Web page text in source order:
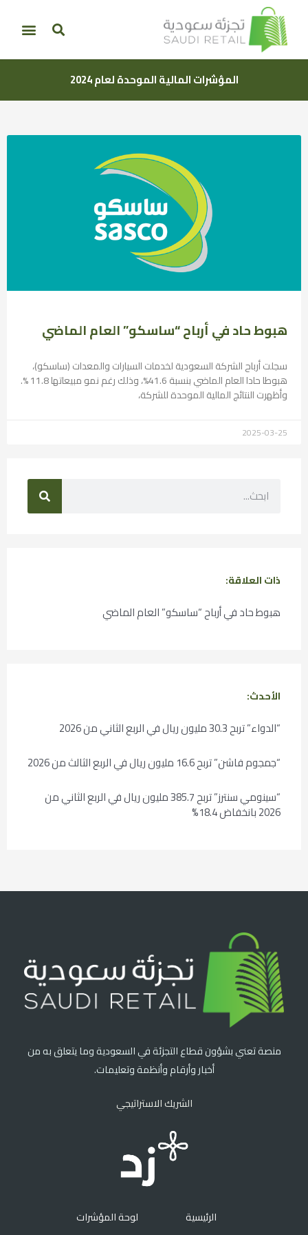
المؤشرات المالية الموحدة لعام 2024
هبوط حاد في أرباح “ساسكو” العام الماضي
سجلت أرباح الشركة السعودية لخدمات السيارات والمعدات (ساسكو)،
هبوطا حادا العام الماضي بنسبة 41.6%، وذلك رغم نمو مبيعاتها 11.8 %.
وأظهرت النتائج المالية الموحدة للشركة،
2025-03-25
ذات العلاقة:
هبوط حاد في أرباح “ساسكو” العام الماضي
الأحدث:
“الدواء” تربح 30.3 مليون ريال في الربع الثاني من 2026
“جمجوم فاشن” تربح 16.6 مليون ريال في الربع الثالث من 2026
“سينومي سنترز” تربح 385.7 مليون ريال في الربع الثاني من
2026 بانخفاض 18.4%
منصة تعني بشؤون قطاع التجزئة في السعودية وما يتعلق به من
أخبار وأرقام وأنظمة وتعليمات.
الشريك الاستراتيجي
الرئيسية
لوحة المؤشرات